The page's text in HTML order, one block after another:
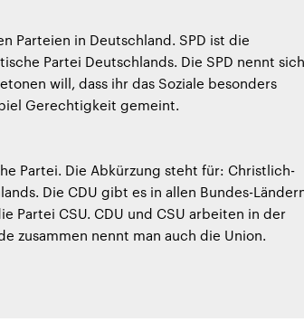
Parteien in Deutschland. SPD ist die
Partei Deutschlands. Die SPD nennt sich
will, dass ihr das Soziale besonders
Gerechtigkeit gemeint.
Partei. Die Abkürzung steht für: Christlich-
Die CDU gibt es in allen Bundes-
Partei CSU. CDU und CSU arbeiten in der
zusammen nennt man auch die Union.